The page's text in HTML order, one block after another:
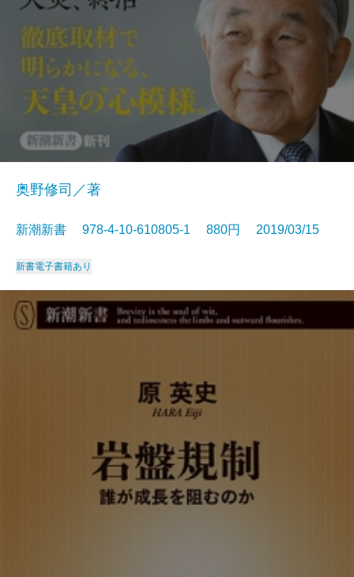
奥野修司／著
新潮新書 978-4-10-610805-1 880円 2019/03/15
新書電子書籍あり